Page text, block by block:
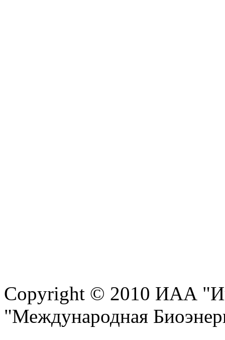
Copyright © 2010 ИАА
"Международная